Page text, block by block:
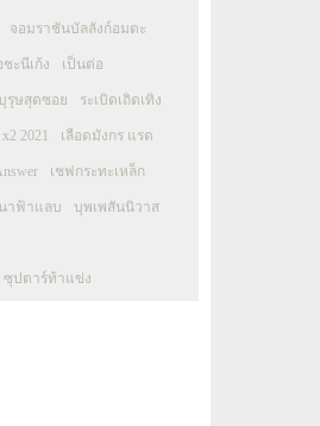
จอมราชันบัลลังก์อมตะ
ชะนีเก้ง เป็นต่อ
รุษสุดซอย ระเบิดเถิดเทิง
2021 เลือดมังกร แรด
เชฟกระทะเหล็ก
าฟ้าแลบ บุพเพสันนิวาส
ซุปตาร์ท้าแข่ง